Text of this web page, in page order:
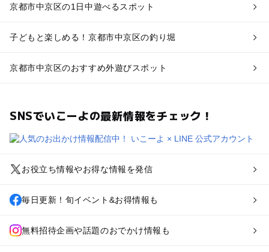
京都市中京区の1日中遊べるスポット
子どもと楽しめる！京都市中京区の釣り堀
京都市中京区のおすすめ外遊びスポット
SNSでいこーよの最新情報をチェック！
お役立ち情報やお得な情報を発信
毎日更新！旬イベント&お得情報も
無料招待企画や話題のおでかけ情報も